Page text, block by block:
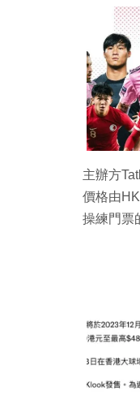
主辦方
價格由
操練門票